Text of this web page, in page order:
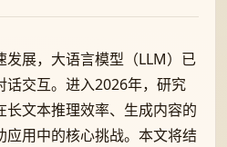
发展，大语言模型（LLM）已
话交互。进入2026年，研究
文本推理效率、生成内容的
应用中的核心挑战。本文将结